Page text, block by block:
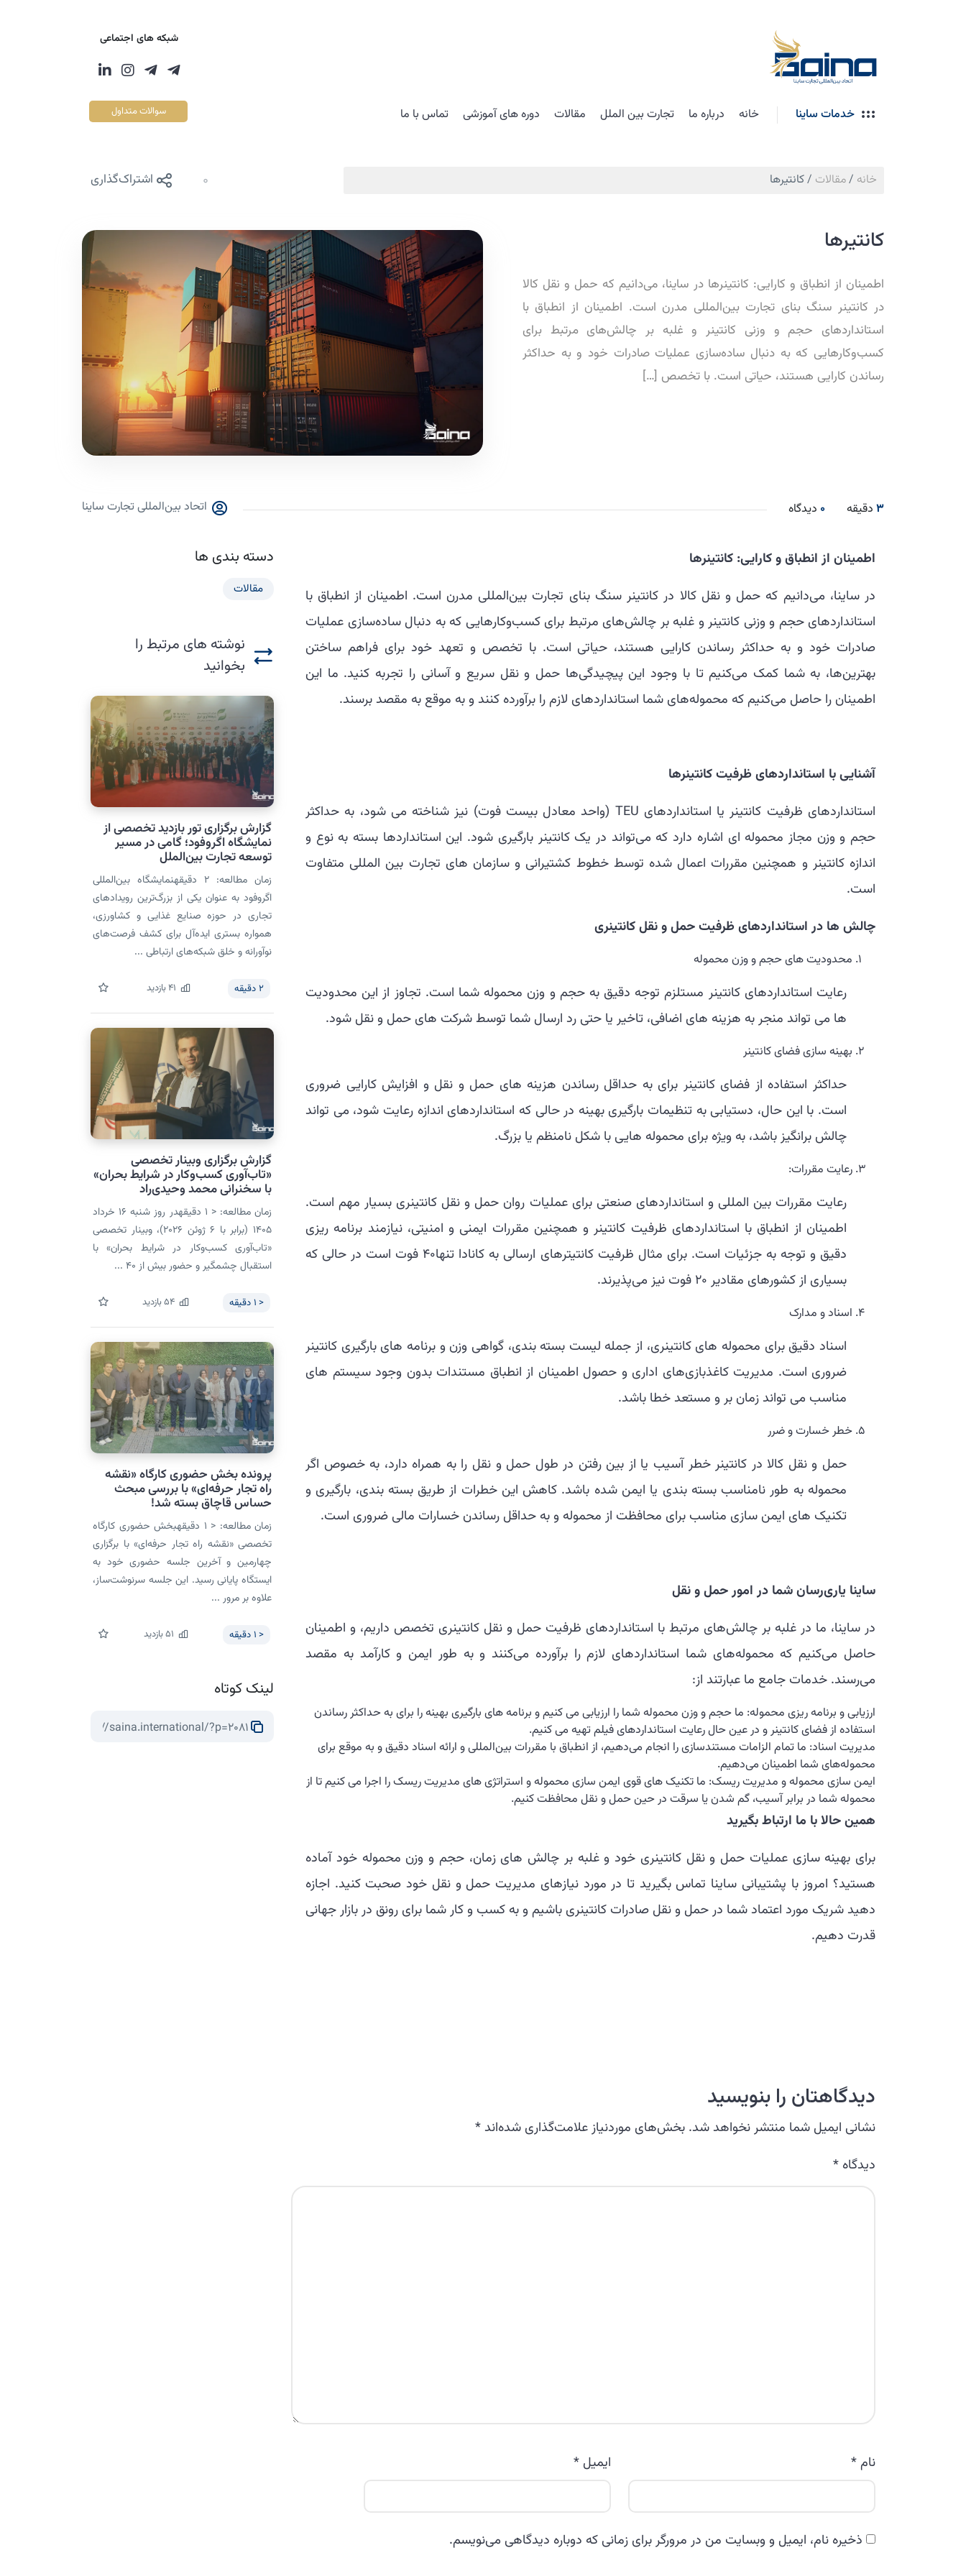
شبکه های اجتماعی
خدمات ساینا خانه درباره ما تجارت بین الملل مقالات دوره های آموزشی تماس با ما سوالات متداول
خانه /مقالات /کانتیرها 0 اشتراک‌گذاری
کانتیرها
اطمینان از انطباق و کارایی: کانتینرها در ساینا، می‌دانیم که حمل و نقل کالا
در کانتینر سنگ بنای تجارت بین‌المللی مدرن است. اطمینان از انطباق با
استانداردهای حجم و وزنی کانتینر و غلبه بر چالش‌های مرتبط برای
کسب‌وکارهایی که به دنبال ساده‌سازی عملیات صادرات خود و به حداکثر
رساندن کارایی هستند، حیاتی است. با تخصص […]
3 دقیقه 0 دیدگاه اتحاد بین‌المللی تجارت ساینا
اطمینان از انطباق و کارایی: کانتینرها
در ساینا، می‌دانیم که حمل و نقل کالا در کانتینر سنگ بنای تجارت بین‌المللی مدرن است. اطمینان از انطباق با
استانداردهای حجم و وزنی کانتینر و غلبه بر چالش‌های مرتبط برای کسب‌وکارهایی که به دنبال ساده‌سازی عملیات
صادرات خود و به حداکثر رساندن کارایی هستند، حیاتی است. با تخصص و تعهد خود برای فراهم ساختن
بهترین‌ها، به شما کمک می‌کنیم تا با وجود این پیچیدگی‌ها حمل و نقل سریع و آسانی را تجربه کنید. ما این
اطمینان را حاصل می‌کنیم که محموله‌های شما استانداردهای لازم را برآورده کنند و به موقع به مقصد برسند.
آشنایی با استانداردهای ظرفیت کانتینرها
استانداردهای ظرفیت کانتینر یا استانداردهای TEU (واحد معادل بیست فوت) نیز شناخته می شود، به حداکثر
حجم و وزن مجاز محموله ای اشاره دارد که می‌تواند در یک کانتینر بارگیری شود. این استانداردها بسته به نوع و
اندازه کانتینر و همچنین مقررات اعمال شده توسط خطوط کشتیرانی و سازمان های تجارت بین المللی متفاوت
است.
چالش ها در استانداردهای ظرفیت حمل و نقل کانتینری
محدودیت های حجم و وزن محموله
رعایت استانداردهای کانتینر مستلزم توجه دقیق به حجم و وزن محموله شما است. تجاوز از این محدودیت
ها می تواند منجر به هزینه های اضافی، تاخیر یا حتی رد ارسال شما توسط شرکت های حمل و نقل شود.
بهینه سازی فضای کانتینر
حداکثر استفاده از فضای کانتینر برای به حداقل رساندن هزینه های حمل و نقل و افزایش کارایی ضروری
است. با این حال، دستیابی به تنظیمات بارگیری بهینه در حالی که استانداردهای اندازه رعایت شود، می تواند
چالش برانگیز باشد، به ویژه برای محموله هایی با شکل نامنظم یا بزرگ.
رعایت مقررات:
رعایت مقررات بین المللی و استانداردهای صنعتی برای عملیات روان حمل و نقل کانتینری بسیار مهم است.
اطمینان از انطباق با استانداردهای ظرفیت کانتینر و همچنین مقررات ایمنی و امنیتی، نیازمند برنامه ریزی
دقیق و توجه به جزئیات است. برای مثال ظرفیت کانتیترهای ارسالی به کانادا تنها۴۰ فوت است در حالی که
بسیاری از کشورهای مقادیر ۲۰ فوت نیز می‌پذیرند.
اسناد و مدارک
اسناد دقیق برای محموله های کانتینری، از جمله لیست بسته بندی، گواهی وزن و برنامه های بارگیری کانتینر
ضروری است. مدیریت کاغذبازی‌های اداری و حصول اطمینان از انطباق مستندات بدون وجود سیستم های
مناسب می تواند زمان بر و مستعد خطا باشد.
خطر خسارت و ضرر
حمل و نقل کالا در کانتینر خطر آسیب یا از بین رفتن در طول حمل و نقل را به همراه دارد، به خصوص اگر
محموله به طور نامناسب بسته بندی یا ایمن شده باشد. کاهش این خطرات از طریق بسته بندی، بارگیری و
تکنیک های ایمن سازی مناسب برای محافظت از محموله و به حداقل رساندن خسارات مالی ضروری است.
ساینا یاری‌رسان شما در امور حمل و نقل
در ساینا، ما در غلبه بر چالش‌های مرتبط با استانداردهای ظرفیت حمل و نقل کانتینری تخصص داریم، و اطمینان
حاصل می‌کنیم که محموله‌های شما استانداردهای لازم را برآورده می‌کنند و به طور ایمن و کارآمد به مقصد
می‌رسند. خدمات جامع ما عبارتند از:
ارزیابی و برنامه ریزی محموله: ما حجم و وزن محموله شما را ارزیابی می کنیم و برنامه های بارگیری بهینه را برای به حداکثر رساندن
استفاده از فضای کانتینر و در عین حال رعایت استانداردهای فیلم تهیه می کنیم.
مدیریت اسناد: ما تمام الزامات مستندسازی را انجام می‌دهیم، از انطباق با مقررات بین‌المللی و ارائه اسناد دقیق و به موقع برای
محموله‌های شما اطمینان می‌دهیم.
ایمن سازی محموله و مدیریت ریسک: ما تکنیک های قوی ایمن سازی محموله و استراتژی های مدیریت ریسک را اجرا می کنیم تا از
محموله شما در برابر آسیب، گم شدن یا سرقت در حین حمل و نقل محافظت کنیم.
همین حالا با ما ارتباط بگیرید
برای بهینه سازی عملیات حمل و نقل کانتینری خود و غلبه بر چالش های زمان، حجم و وزن محموله خود آماده
هستید؟ امروز با پشتیبانی ساینا تماس بگیرید تا در مورد نیازهای مدیریت حمل و نقل خود صحبت کنید. اجازه
دهید شریک مورد اعتماد شما در حمل و نقل صادرات کانتینری باشیم و به کسب و کار شما برای رونق در بازار جهانی
قدرت دهیم.
دیدگاهتان را بنویسید
نشانی ایمیل شما منتشر نخواهد شد. بخش‌های موردنیاز علامت‌گذاری شده‌اند *
دیدگاه *
نام* ایمیل *
ذخیره نام، ایمیل و وبسایت من در مرورگر برای زمانی که دوباره دیدگاهی می‌نویسم.
دسته بندی ها
مقالات
نوشته های مرتبط را
بخوانید
گزارش برگزاری تور بازدید تخصصی از
نمایشگاه اگروفود؛ گامی در مسیر
توسعه تجارت بین‌الملل
زمان مطالعه: 2 دقیقهنمایشگاه بین‌المللی
اگروفود به عنوان یکی از بزرگ‌ترین رویدادهای
تجاری در حوزه صنایع غذایی و کشاورزی،
همواره بستری ایده‌آل برای کشف فرصت‌های
نوآورانه و خلق شبکه‌های ارتباطی ...
2 دقیقه 41 بازدید
گزارش برگزاری وبینار تخصصی
«تاب‌آوری کسب‌وکار در شرایط بحران»
با سخنرانی محمد وحیدی‌راد
زمان مطالعه: < 1 دقیقهدر روز شنبه ۱۶ خرداد
۱۴۰۵ (برابر با ۶ ژوئن ۲۰۲۶)، وبینار تخصصی
«تاب‌آوری کسب‌وکار در شرایط بحران» با
استقبال چشمگیر و حضور بیش از ۴۰ ...
< 1 دقیقه 54بازدید
پرونده بخش حضوری کارگاه «نقشه
راه تجار حرفه‌ای» با بررسی مبحث
حساس قاچاق بسته شد!
زمان مطالعه: < 1 دقیقهبخش حضوری کارگاه
تخصصی «نقشه راه تجار حرفه‌ای» با برگزاری
چهارمین و آخرین جلسه حضوری خود به
ایستگاه پایانی رسید. این جلسه سرنوشت‌ساز،
علاوه بر مرور ...
< 1 دقیقه 51بازدید
لینک کوتاه